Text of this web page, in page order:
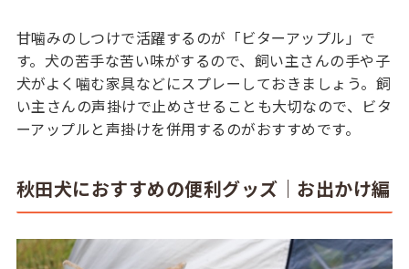
甘噛みのしつけで活躍するのが「ビターアップル」で
す。犬の苦手な苦い味がするので、飼い主さんの手や子
犬がよく噛む家具などにスプレーしておきましょう。飼
い主さんの声掛けで止めさせることも大切なので、ビタ
ーアップルと声掛けを併用するのがおすすめです。
秋田犬におすすめの便利グッズ｜お出かけ編